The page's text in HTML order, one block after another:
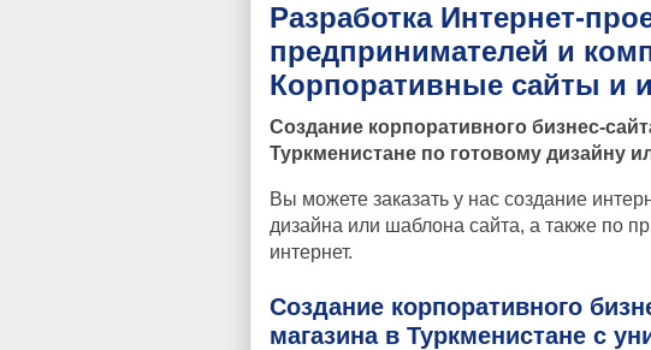
Разработка Интернет-
предпринимателей и
Корпоративные сайты и
Создание корпоративного бизнес-
Туркменистане по готовому дизайну
Вы можете заказать у нас создание
дизайна или шаблона сайта, а также по
интернет.
Создание корпоративного
магазина в Туркменистане с